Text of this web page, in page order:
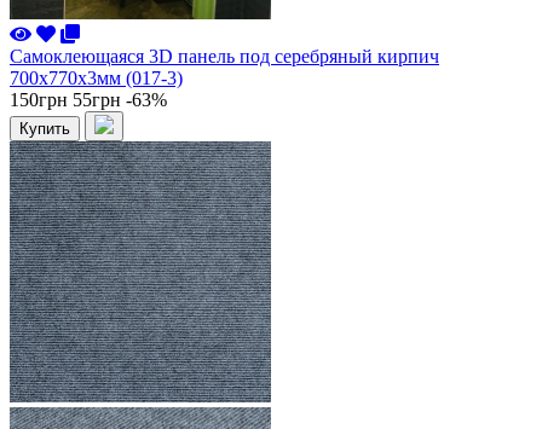
Самоклеющаяся 3D панель под серебряный кирпич
700x770x3мм (017-3)
150грн 55грн -63%
Купить